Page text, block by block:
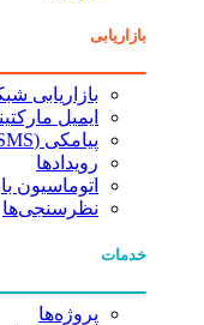
بازاریابی
بازاریابی
ایمیل
پیامکی (SMS مارکتینگ)
رویدادها
اتوماسیون
نظرسنجی‌ها
خدمات
پروژه‌ها